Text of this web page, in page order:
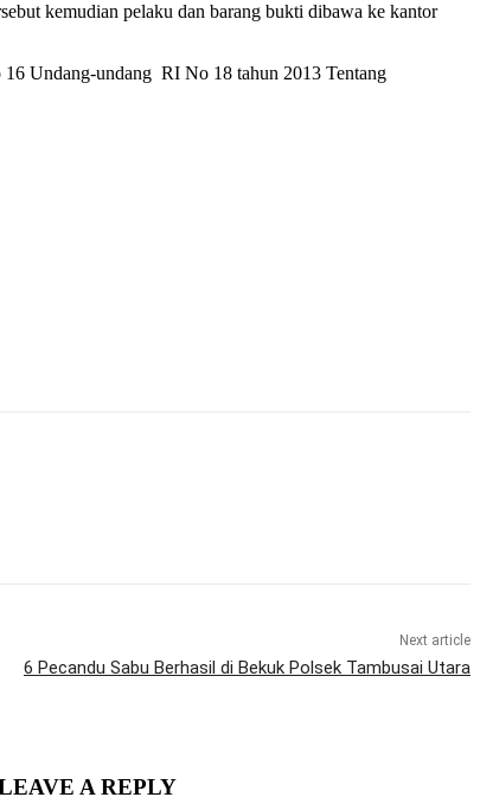
kemudian pelaku dan barang bukti dibawa ke kantor
16 Undang-undang RI No 18 tahun 2013 Tentang
Next article
6 Pecandu Sabu Berhasil di Bekuk Polsek Tambusai Utara
A REPLY